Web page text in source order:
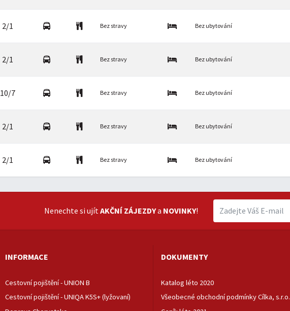
2/1 Bez stravy Bez ubytování
2/1 Bez stravy Bez ubytování
10/7 Bez stravy Bez ubytování
2/1 Bez stravy Bez ubytování
2/1 Bez stravy Bez ubytování
Nenechte si ujítAKČNÍ ZÁJEZDYa NOVINKY!
INFORMACE
Cestovní pojištění - UNION B
Cestovní pojištění - UNIQA K5S+ (lyžovaní)
DOKUMENTY
Katalog léto 2020
Všeobecné obchodní podmínky Cílka, s.r.o.